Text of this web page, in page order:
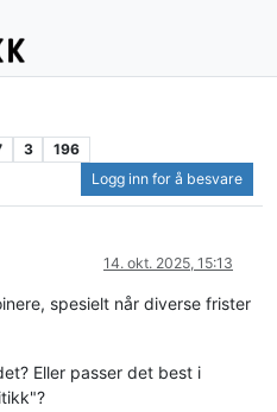
3
196
Logg inn for å besvare
14. okt. 2025, 15:13
spesielt når diverse frister
Eller passer det best i